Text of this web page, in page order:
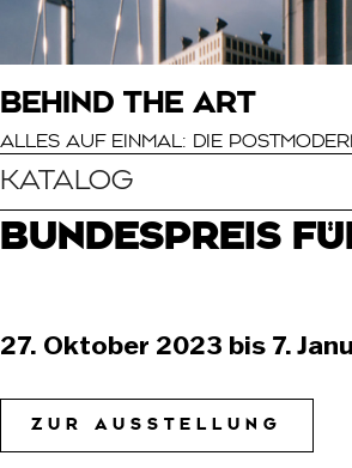
BEHIND THE ART
ALLES AUF EINMAL: DIE
KATALOG
BUNDESPREIS
27. Oktober 2023 bis 7.
ZUR AUSSTELLUNG